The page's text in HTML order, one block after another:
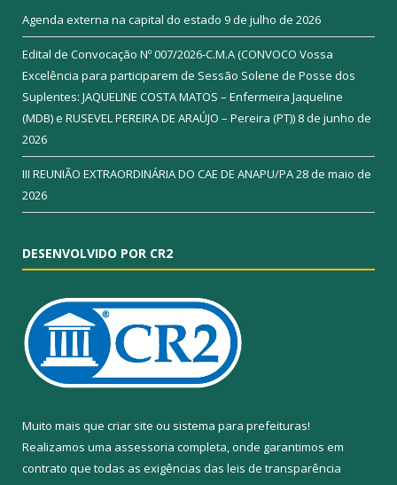
Agenda externa na capital do estado 9 de julho de 2026
Edital de Convocação Nº 007/2026-C.M.A (CONVOCO Vossa
Excelência para participarem de Sessão Solene de Posse dos
Suplentes: JAQUELINE COSTA MATOS – Enfermeira Jaqueline
(MDB) e RUSEVEL PEREIRA DE ARAÚJO – Pereira (PT)) 8 de junho de
2026
III REUNIÃO EXTRAORDINÁRIA DO CAE DE ANAPU/PA28 de maio de
2026
DESENVOLVIDO POR CR2
Muito mais que criar site ou sistema para prefeituras!
Realizamos uma assessoria completa, onde garantimos em
contrato que todas as exigências das leis de transparência